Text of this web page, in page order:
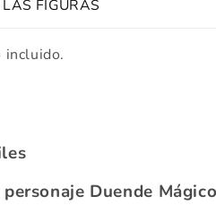
FIGURAS
incluido.
Duende Mágico